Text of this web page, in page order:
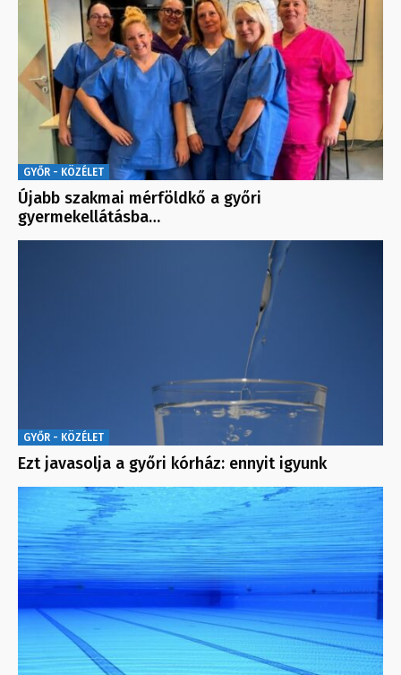
GYŐR - KÖZÉLET
Újabb szakmai mérföldkő a győri
gyermekellátásba…
GYŐR - KÖZÉLET
Ezt javasolja a győri kórház: ennyit igyunk